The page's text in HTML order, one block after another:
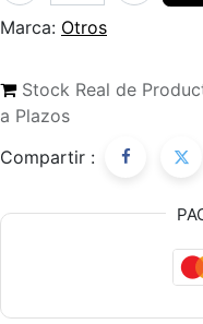
Marca: Otros
Stock Real de
a Plazos
Compartir :